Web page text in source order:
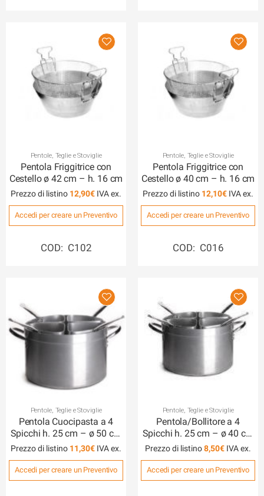
Pentole, Teglie e Stoviglie
Pentola Friggitrice con
Cestello ø 42 cm – h. 16 cm
Prezzo di listino 12,90€
Accedi per creare un Preventivo
COD: C102
Pentole, Teglie e Stoviglie
Pentola Friggitrice con
Cestello ø 40 cm – h. 16 cm
Prezzo di listino 12,10€
Accedi per creare un Preventivo
COD: C016
Pentole, Teglie e Stoviglie
Pentola Cuocipasta a 4
Spicchi h. 25 cm – ø 50 cm
– cap. 50 lt
Prezzo di listino 11,30€
Accedi per creare un Preventivo
Pentole, Teglie e Stoviglie
Pentola/Bollitore a 4
Spicchi h. 25 cm – ø 40 cm
– cap. 34 lt
Prezzo di listino8,50€
Accedi per creare un Preventivo